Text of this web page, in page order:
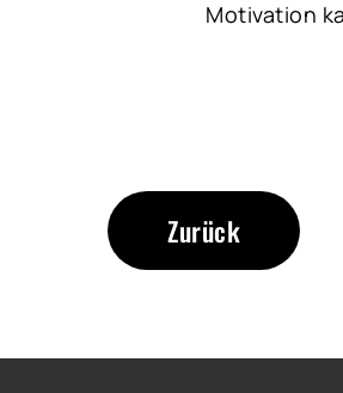
Motivation
Zurück